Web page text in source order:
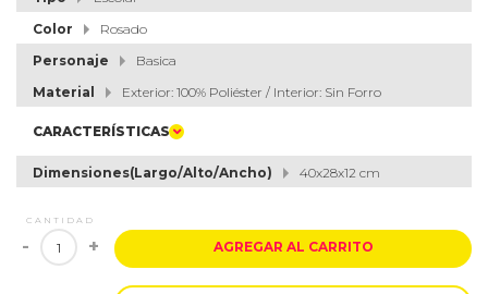
Color
Rosado
Personaje
Basica
Material
Exterior: 100% Poliéster / Interior: Sin Forro
CARACTERÍSTICAS
Dimensiones(Largo/Alto/Ancho) 40x28x12 cm
CANTIDAD
- + AGREGAR AL CARRITO